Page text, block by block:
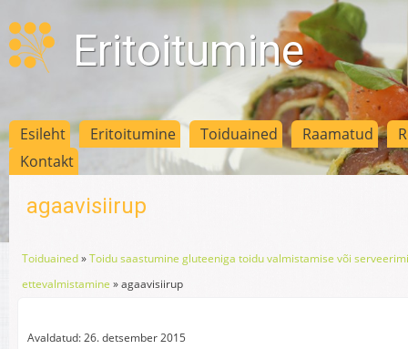
Eritoitumine
Esileht Eritoitumine Toiduained Raamatud
Kontakt
agaavisiirup
Toiduained»Toidu saastumine gluteeniga toidu valmistamise või
ettevalmistamine »agaavisiirup
Avaldatud: 26. detsember 2015